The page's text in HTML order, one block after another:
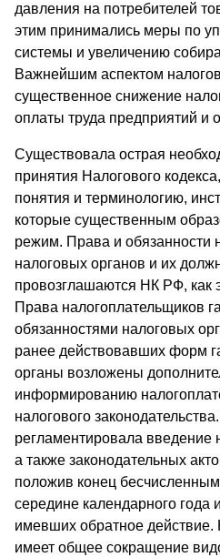
давления на потребителей
этим принимались меры по
системы и увеличению
Важнейшим аспектом
существенное снижение
оплаты труда предприятий и
Существовала острая
принятия Налогового
понятия и терминологию,
которые существенным
режим. Права и обязанности
налоговых органов и их
провозглашаются НК РФ, как
Права налогоплательщиков
обязанностями налоговых
ранее действовавших форм
органы возложены
информированию
налогового
регламентировала введение
а также законодательных
положив конец
середине календарного года
имевших обратное
имеет общее сокращение